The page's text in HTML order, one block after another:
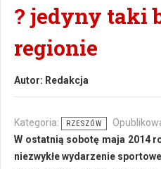
? jedyny taki
regionie
Autor: Redakcja
Kategoria: RZESZÓW
W ostatnią sobotę maja 2014
niezwykłe wydarzenie